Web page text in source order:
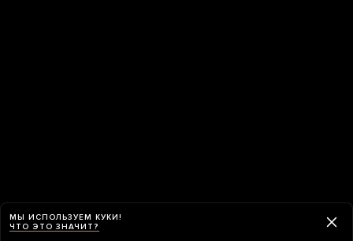
МЫ ИСПОЛЬЗУЕМ КУКИ!
ЧТО ЭТО ЗНАЧИТ?